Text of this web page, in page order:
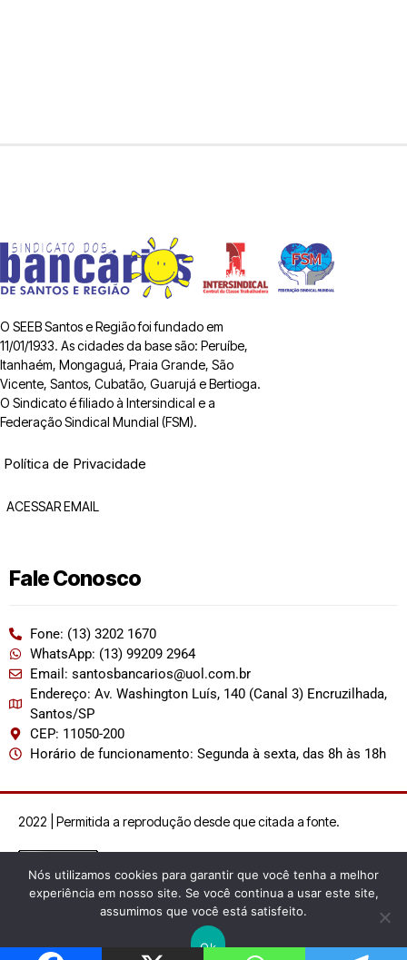
O SEEB Santos e Região foi fundado em
11/01/1933. As cidades da base são: Peruíbe,
Itanhaém, Mongaguá, Praia Grande, São
Vicente, Santos, Cubatão, Guarujá e Bertioga.
O Sindicato é filiado à Intersindical e a
Federação Sindical Mundial (FSM).
Política de Privacidade
ACESSAR EMAIL
Fale Conosco
Fone: (13) 3202 1670
WhatsApp: (13) 99209 2964
Email: santosbancarios@uol.com.br
Endereço: Av. Washington Luís, 140 (Canal 3) Encruzilhada,
Santos/SP
CEP: 11050-200
Horário de funcionamento: Segunda à sexta, das 8h às 18h
2022 | Permitida a reprodução desde que citada a fonte.
Nós utilizamos cookies para garantir que você tenha a melhor
experiência em nosso site. Se você continua a usar este site,
assumimos que você está satisfeito.
Ok